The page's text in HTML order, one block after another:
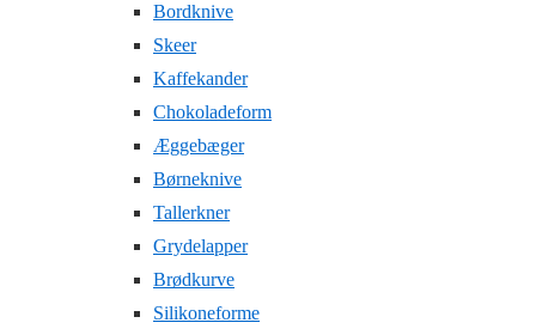
Bordknive
Skeer
Kaffekander
Chokoladeform
Æggebæger
Børneknive
Tallerkner
Grydelapper
Brødkurve
Silikoneforme